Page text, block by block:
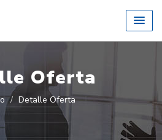
Oferta
Detalle Oferta